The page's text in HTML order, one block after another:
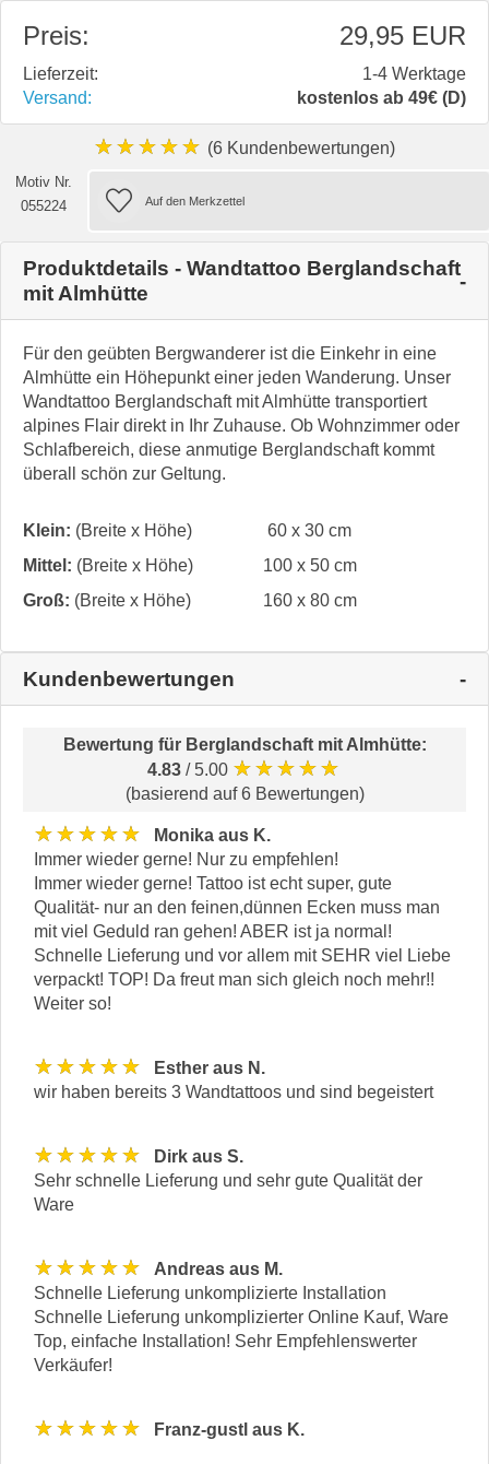
Preis: 29,95 EUR
Lieferzeit:
1-4 Werktage
Versand:
kostenlos ab 49€ (D)
★★★★★ (6 Kundenbewertungen)
Motiv Nr.
055224
Produktdetails - Wandtattoo Berglandschaft
mit Almhütte
Für den geübten Bergwanderer ist die Einkehr in eine
Almhütte ein Höhepunkt einer jeden Wanderung. Unser
Wandtattoo Berglandschaft mit Almhütte transportiert
alpines Flair direkt in Ihr Zuhause. Ob Wohnzimmer oder
Schlafbereich, diese anmutige Berglandschaft kommt
überall schön zur Geltung.
Klein: (Breite x Höhe)
60 x 30 cm
Mittel: (Breite x Höhe)
100 x 50 cm
Groß: (Breite x Höhe) 160 x 80 cm
Kundenbewertungen
Bewertung für Berglandschaft mit Almhütte:
4.83 / 5.00 ★★★★★
(basierend auf 6 Bewertungen)
★★★★★
Monika aus K.
Immer wieder gerne! Nur zu empfehlen!
Immer wieder gerne! Tattoo ist echt super, gute
Qualität- nur an den feinen,dünnen Ecken muss man
mit viel Geduld ran gehen! ABER ist ja normal!
Schnelle Lieferung und vor allem mit SEHR viel Liebe
verpackt! TOP! Da freut man sich gleich noch mehr!!
Weiter so!
★★★★★
Esther aus N.
wir haben bereits 3 Wandtattoos und sind begeistert
★★★★★
Dirk aus S.
Sehr schnelle Lieferung und sehr gute Qualität der
Ware
★★★★★
Andreas aus M.
Schnelle Lieferung unkomplizierte Installation
Schnelle Lieferung unkomplizierter Online Kauf, Ware
Top, einfache Installation! Sehr Empfehlenswerter
Verkäufer!
★★★★★ Franz-gustl aus K.